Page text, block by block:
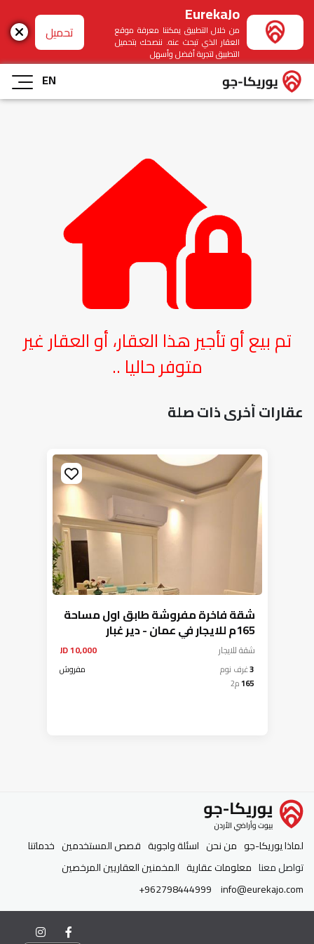
EurekaJo
من خلال التطبيق يمكننا معرفة موقع
العقار الذي تبحث عنه. ننصحك بتحميل
التطبيق لتجربة أفضل وأسهل
تحميل
EN
تم بيع أو تأجير هذا العقار، أو العقار غير
متوفر حاليا ..
عقارات أخرى ذات صلة
شقة فاخرة مفروشة طابق اول مساحة
165م للايجار في عمان - دير غبار
شقةللايجار 10,000 JD
3غرف نوم
مفروش
165م2
لماذا يوريكا-جو من نحن اسئلة واجوبة قصص المستخدمين خدماتنا
تواصل معنا معلومات عقارية المخمنين العقاريين المرخصين
info@eurekajo.com
+962798444999